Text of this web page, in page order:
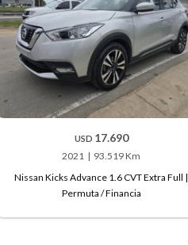
USD 17.690
2021
93.519 Km
Nissan Kicks Advance 1.6 CVT Extra Full |
Permuta / Financia